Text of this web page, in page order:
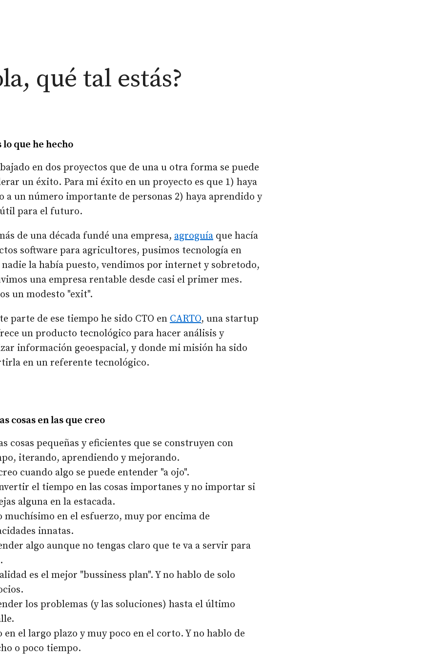
qué tal estás?
lo que he hecho
en dos proyectos que de una u otra forma se puede
un éxito. Para mi éxito en un proyecto es que 1) haya
a un número importante de personas 2) haya aprendido y
útil para el futuro.
de una década fundé una empresa, agroguía que hacía
software para agricultores, pusimos tecnología en
nadie la había puesto, vendimos por internet y sobretodo,
una empresa rentable desde casi el primer mes.
un modesto "exit".
parte de ese tiempo he sido CTO en CARTO, una startup
un producto tecnológico para hacer análisis y
información geoespacial, y donde mi misión ha sido
en un referente tecnológico.
cosas en las que creo
cosas pequeñas y eficientes que se construyen con
iterando, aprendiendo y mejorando.
cuando algo se puede entender "a ojo".
el tiempo en las cosas importanes y no importar si
alguna en la estacada.
muchísimo en el esfuerzo, muy por encima de
innatas.
algo aunque no tengas claro que te va a servir para
es el mejor "bussiness plan". Y no hablo de solo
los problemas (y las soluciones) hasta el último
en el largo plazo y muy poco en el corto. Y no hablo de
o poco tiempo.